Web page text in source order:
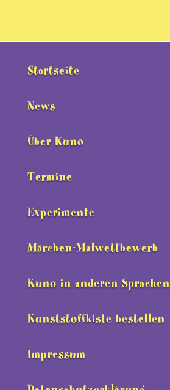
Startseite
News
Über Kuno
Termine
Experimente
Märchen-Malwettbewerb
Kuno in anderen Sprachen
Kunststoffkiste bestellen
Impressum